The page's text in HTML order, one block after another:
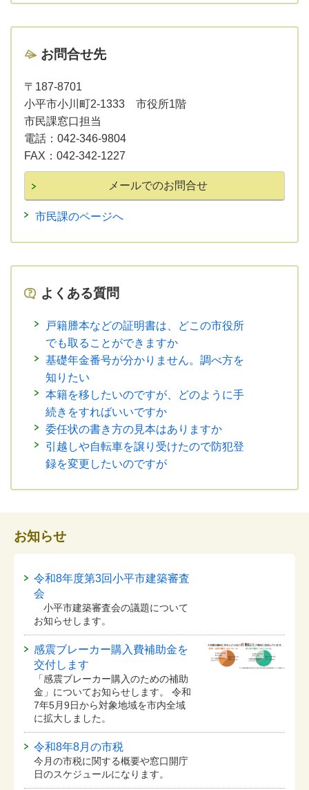
お問合せ先
〒187-8701
小平市小川町2-1333 市役所1階
市民課窓口担当
電話： 042-346-9804
FAX： 042-342-1227
市民課のページへ
よくある質問
戸籍謄本などの証明書は、どこの市役所
でも取ることができますか
基礎年金番号が分かりません。調べ方を
知りたい
本籍を移したいのですが、どのように手
続きをすればいいですか
委任状の書き方の見本はありますか
引越しや自転車を譲り受けたので防犯登
録を変更したいのですが
お知らせ
令和8年度第3回小平市建築審査
会
小平市建築審査会の議題について
お知らせします。
感震ブレーカー購入費補助金を
交付します
「感震ブレーカー購入のための補助
金」についてお知らせします。 令和
7年5月9日から対象地域を市内全域
に拡大しました。
令和8年8月の市税
今月の市税に関する概要や窓口開庁
日のスケジュールになります。